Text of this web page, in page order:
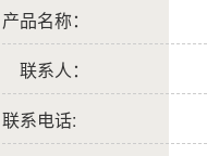
产品名称：
联系人：
联系电话: